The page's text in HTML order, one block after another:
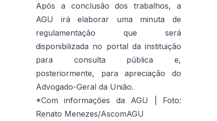
Após a conclusão dos trabalhos, a
AGU irá elaborar uma minuta de
regulamentação que será
disponibilizada no portal da instituição
para consulta pública e,
posteriormente, para apreciação do
Advogado-Geral da União.
*Com informações da AGU | Foto:
Renato Menezes/AscomAGU